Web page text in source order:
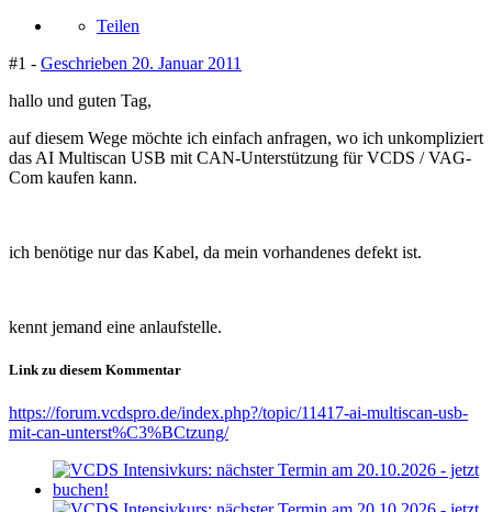
Teilen
#1 - Geschrieben 20. Januar 2011
hallo und guten Tag,
auf diesem Wege möchte ich einfach anfragen, wo ich unkompliziert
das AI Multiscan USB mit CAN-Unterstützung für VCDS / VAG-
Com kaufen kann.
ich benötige nur das Kabel, da mein vorhandenes defekt ist.
kennt jemand eine anlaufstelle.
Link zu diesem Kommentar
https://forum.vcdspro.de/index.php?/topic/11417-ai-multiscan-usb-
mit-can-unterst%C3%BCtzung/